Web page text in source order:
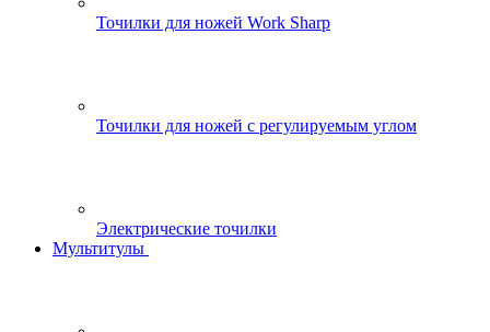
Точилки для ножей Work Sharp
Точилки для ножей с регулируемым углом
Электрические точилки
Мультитулы